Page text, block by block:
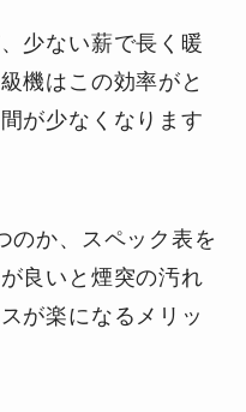
少ない薪で長く暖
機はこの効率がと
が少なくなります
のか、スペック表を
良いと煙突の汚れ
が楽になるメリッ